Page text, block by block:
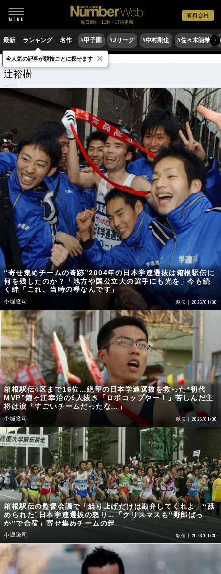
有料会員
毎日6時・11時・17時更新
最新 ランキング 名作 #甲子園 #Jリーグ #中村剛也 #佐々木朗希 〉
辻裕樹 関連記事
辻裕樹
“寄せ集めチームの奇跡”2004年の日本学連選抜は箱根駅伝に
何を残したのか？「地方や国公立大の選手にも光を」今も続
く絆「これ、当時の襷なんです」
小堀隆司 駅伝 2026/01/30
箱根駅伝4区まで16位…絶望の日本学連選抜を救った“初代
MVP”鐘ヶ江幸治の9人抜き「ロボコップやー！」苦しんだ主
将は涙「すごいチームだったな…」
小堀隆司 駅伝 2026/01/30
箱根駅伝の監督会議で「繰り上げだけは勘弁してくれよ」“舐
められた”日本学連選抜の怒り…「クリスマスも“野郎ばっ
か”で合宿」寄せ集めチームの絆
小堀隆司 駅伝 2026/01/30
今人気の記事が競技ごとに探せます ×